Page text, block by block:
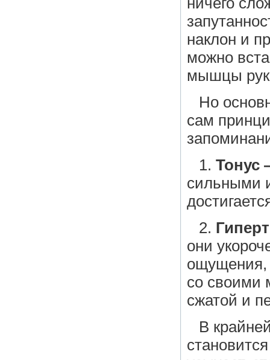
наклон и
можно
мышцы рук
Но
сам
1. Тонус
сильными
2.
они
ощущения,
со своими
сжатой и
В